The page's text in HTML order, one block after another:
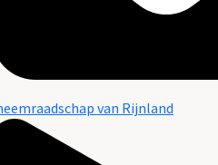
van Rijnland